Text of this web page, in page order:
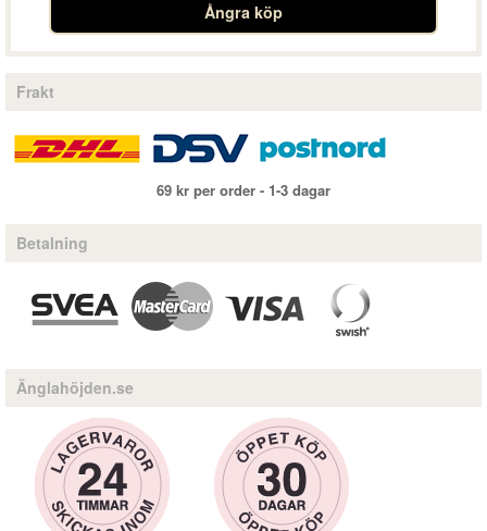
Ångra köp
Frakt
69 kr per order - 1-3 dagar
Betalning
Änglahöjden.se